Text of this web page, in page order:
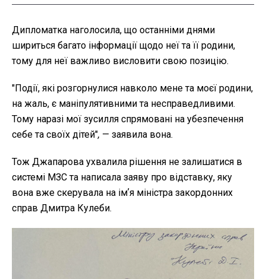
Дипломатка наголосила, що останніми днями
шириться багато інформації щодо неї та її родини,
тому для неї важливо висловити свою позицію.
"Події, які розгорнулися навколо мене та моєї родини,
на жаль, є маніпулятивними та несправедливими.
Тому наразі мої зусилля спрямовані на убезпечення
себе та своїх дітей", — заявила вона.
Тож Джапарова ухвалила рішення не залишатися в
системі МЗС та написала заяву про відставку, яку
вона вже скерувала на імʼя міністра закордонних
справ Дмитра Кулеби.